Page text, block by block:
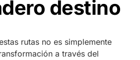
destino
rutas no es simplemente
a través del